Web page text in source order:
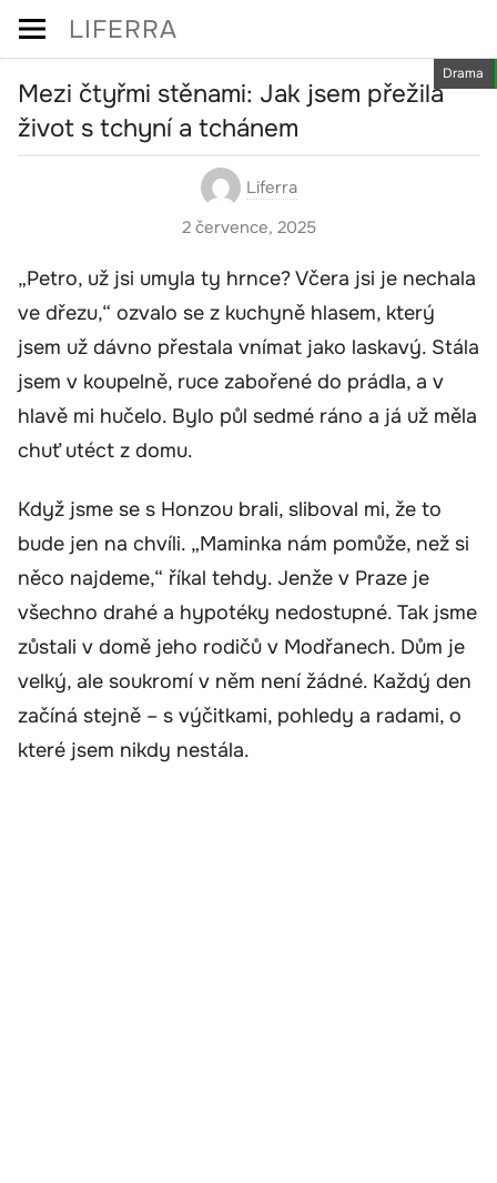
Skip
LIFERRA
Drama
Mezi čtyřmi stěnami: Jak jsem přežila
život s tchyní a tchánem
Liferra
2 července, 2025
„Petro, už jsi umyla ty hrnce? Včera jsi je nechala
ve dřezu,“ ozvalo se z kuchyně hlasem, který
jsem už dávno přestala vnímat jako laskavý. Stála
jsem v koupelně, ruce zabořené do prádla, a v
hlavě mi hučelo. Bylo půl sedmé ráno a já už měla
chuť utéct z domu.
Když jsme se s Honzou brali, sliboval mi, že to
bude jen na chvíli. „Maminka nám pomůže, než si
něco najdeme,“ říkal tehdy. Jenže v Praze je
všechno drahé a hypotéky nedostupné. Tak jsme
zůstali v domě jeho rodičů v Modřanech. Dům je
velký, ale soukromí v něm není žádné. Každý den
začíná stejně – s výčitkami, pohledy a radami, o
které jsem nikdy nestála.